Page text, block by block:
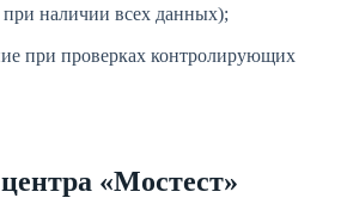
наличии всех данных);
при проверках контролирующих
«Мостест»